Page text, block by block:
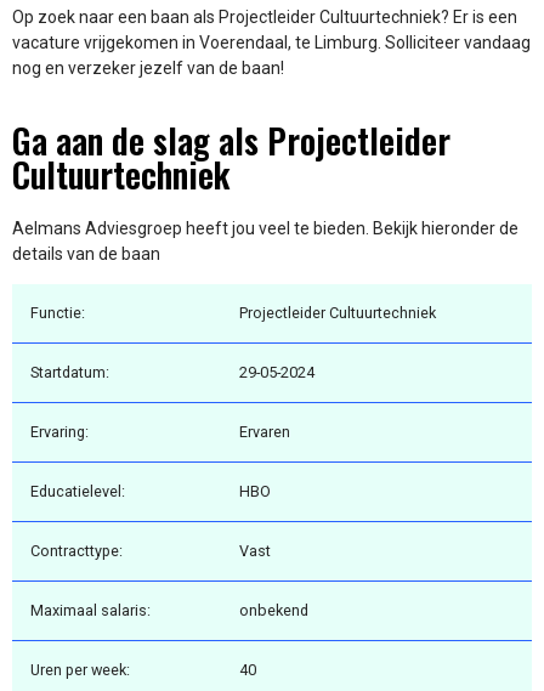
Op zoek naar een baan als Projectleider Cultuurtechniek? Er is een
vacature vrijgekomen in Voerendaal, te Limburg. Solliciteer vandaag
nog en verzeker jezelf van de baan!
Ga aan de slag als Projectleider
Cultuurtechniek
Aelmans Adviesgroep heeft jou veel te bieden. Bekijk hieronder de
details van de baan
Functie: Projectleider Cultuurtechniek
Startdatum: 29-05-2024
Ervaring: Ervaren
Educatielevel: HBO
Contracttype: Vast
Maximaal salaris: onbekend
Uren per week: 40